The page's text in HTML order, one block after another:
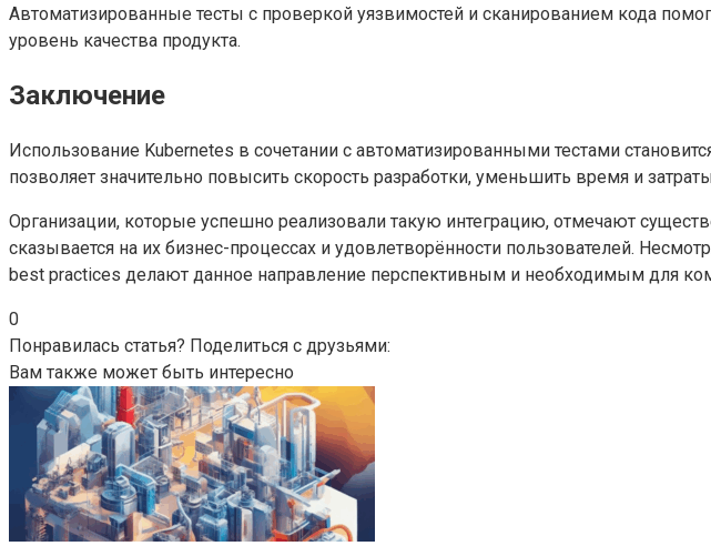
Автоматизированные тесты с проверкой уязвимостей и сканированием кода
уровень качества продукта.
Заключение
Использование Kubernetes в сочетании с автоматизированными тестами
позволяет значительно повысить скорость разработки, уменьшить время и
Организации, которые успешно реализовали такую интеграцию, отмечают
сказывается на их бизнес-процессах и удовлетворённости пользователей.
best practices делают данное направление перспективным и необходимым для
0
Понравилась статья? Поделиться с друзьями:
Вам также может быть интересно